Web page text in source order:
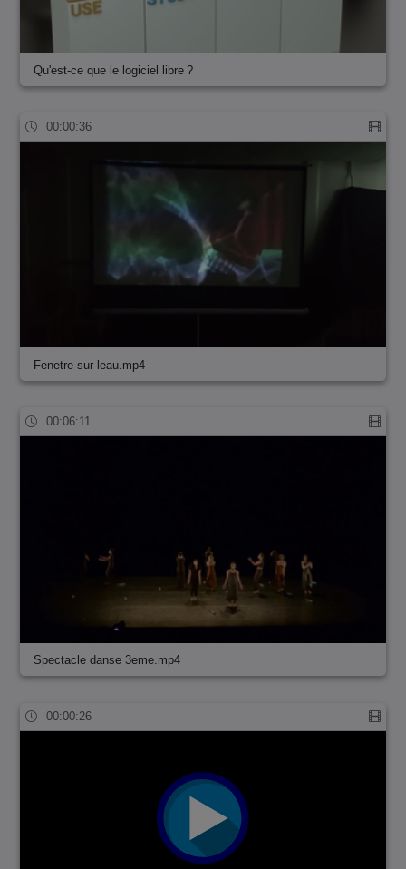
Qu'est-ce que le logiciel libre ?
00:00:36
Fenetre-sur-leau.mp4
00:06:11
Spectacle danse 3eme.mp4
00:00:26